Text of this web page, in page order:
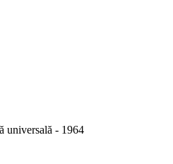
universală - 1964